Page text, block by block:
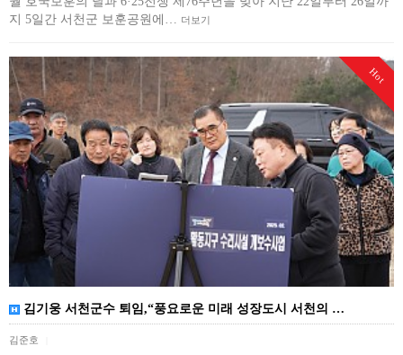
지 5일간 서천군 보훈공원에…
더보기
Hot
김기웅 서천군수 퇴임,“풍요로운 미래 성장도시 서천의 …
김준호